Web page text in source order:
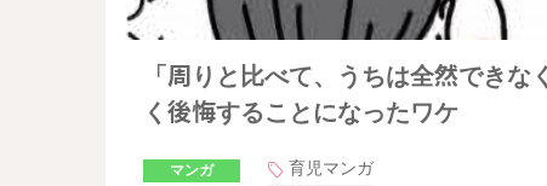
「周りと比べて、うちは全然でき
く後悔することになったワケ
マンガ 育児マンガ